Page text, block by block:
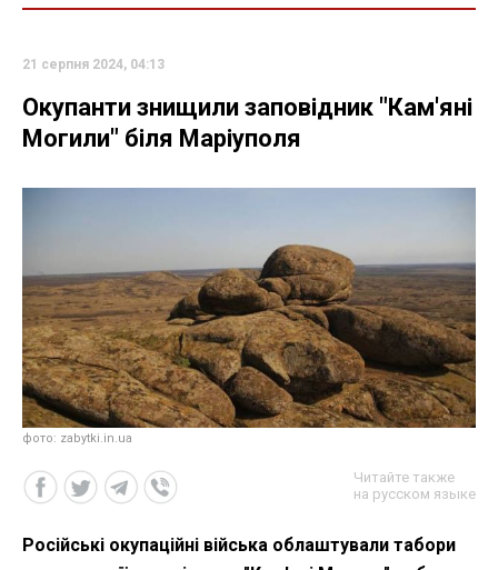
21 серпня 2024, 04:13
Окупанти знищили заповідник "Кам'яні
Могили" біля Маріуполя
фото: zabytki.in.ua
Читайте также
на русском языке
Російські окупаційні війська облаштували табори